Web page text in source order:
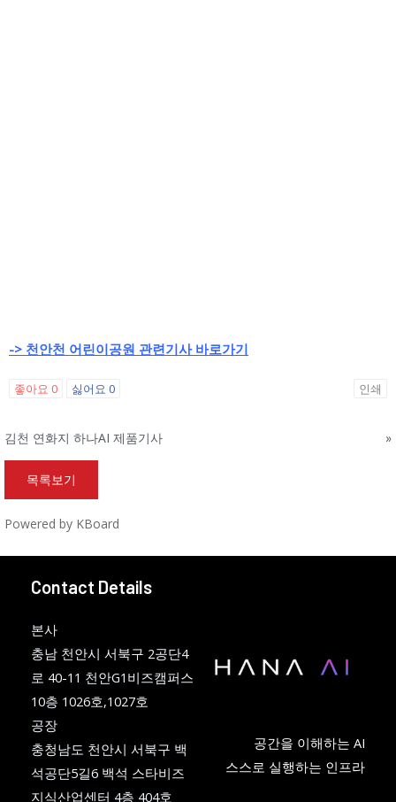
-> 천안천 어린이공원 관련기사 바로가기
좋아요 0 싫어요 0 인쇄
김천 연화지 하나AI 제품기사 »
목록보기
Powered by KBoard
Contact Details
본사
충남 천안시 서북구 2공단4
로 40-11 천안G1비즈캠퍼스
10층 1026호,1027호
공장
충청남도 천안시 서북구 백
석공단5길6 백석 스타비즈
지식산업센터 4층 404호
공간을 이해하는 AI
스스로 실행하는 인프라